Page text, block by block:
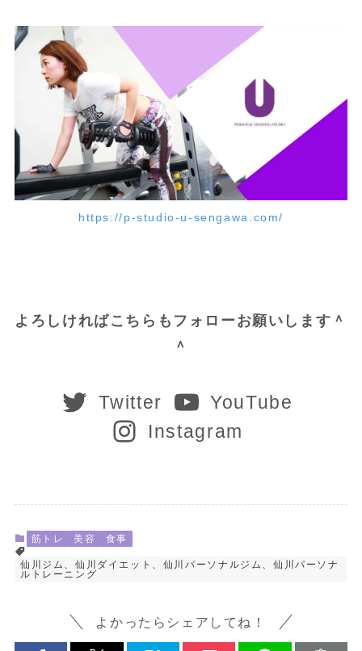
https://p-studio-u-sengawa.com/
よろしければこちらもフォローお願いします＾
＾
Twitter
YouTube
Instagram
筋トレ 美容 食事
仙川ジム、仙川ダイエット、仙川パーソナルジム、仙川パーソナ
ルトレーニング
よかったらシェアしてね！